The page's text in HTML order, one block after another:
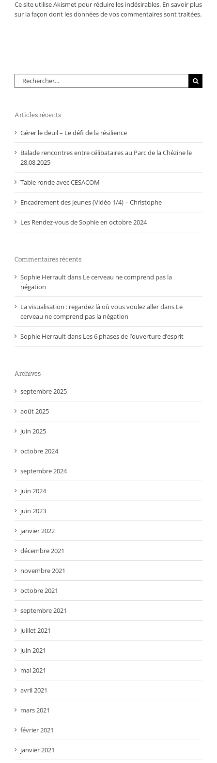
Ce site utilise Akismet pour réduire les indésirables. En savoir plus
sur la façon dont les données de vos commentaires sont traitées.
Rechercher:
Articles récents
Gérer le deuil – Le défi de la résilience
Balade rencontres entre célibataires au Parc de la Chézine le
28.08.2025
Table ronde avec CESACOM
Encadrement des jeunes (Vidéo 1/4) – Christophe
Les Rendez-vous de Sophie en octobre 2024
Commentaires récents
Sophie Herraultdans Le cerveau ne comprend pas la
négation
La visualisation : regardez là où vous voulez allerdans Le
cerveau ne comprend pas la négation
Sophie Herraultdans Les 6 phases de l’ouverture d’esprit
Archives
septembre 2025
août 2025
juin 2025
octobre 2024
septembre 2024
juin 2024
juin 2023
janvier 2022
décembre 2021
novembre 2021
octobre 2021
septembre 2021
juillet 2021
juin 2021
mai 2021
avril 2021
mars 2021
février 2021
janvier 2021